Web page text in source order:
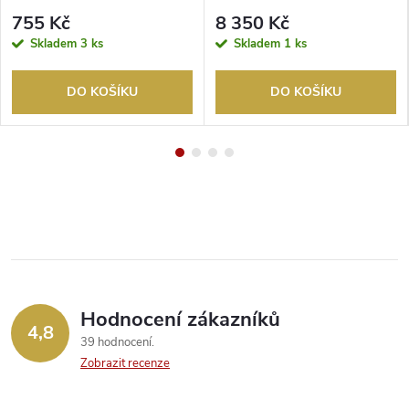
755 Kč
Skladem 3 ks
DO KOŠÍKU
8 350 Kč
Skladem 1 ks
DO KOŠÍKU
4,8 Hodnocení zákazníků
39 hodnocení
Zobrazit recenze